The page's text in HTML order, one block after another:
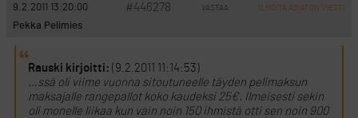
9.2.2011 13:20:00 #446278 VASTAA ILMOITA ASIATON VIESTI
Pekka Pelimies
Rauski kirjoitti: (9.2.2011 11:14:53)
…ssä oli viime vuonna sitoutuneelle täyden pelimaksun
maksajalle rangepallot koko kaudeksi 25€. Ilmeisesti sekin
oli monelle liikaa kun vain noin 150 ihmistä otti sen noin 900